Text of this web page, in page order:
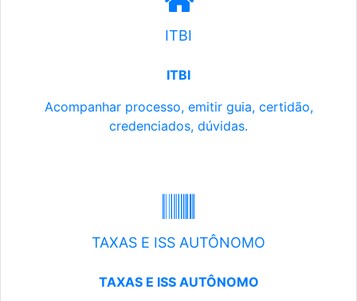
ITBI
ITBI
Acompanhar processo, emitir guia, certidão,
credenciados, dúvidas.
TAXAS E ISS AUTÔNOMO
TAXAS E ISS AUTÔNOMO